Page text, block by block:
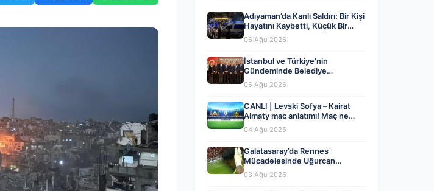
Adıyaman’da Kanlı Saldırı: Bir Kişi
Hayatını Kaybetti, Küçük Bir
Çocuk Yaralandı
06 Ağu 2026
İstanbul ve Türkiye’nin
Gündeminde Belediye
Dönüşümleri ve Siyasi Yeni
Açılımlar
05 Ağu 2026
CANLI | Levski Sofya – Kairat
Almaty maç anlatımı! Maç ne
zaman? Saat kaçta ve hangi
kanalda? – 04 Ağustos 2026
04 Ağu 2026
Galatasaray’da Rennes
Mücadelesinde Uğurcan
Çakır’dan Kritik Hata ve Maçın
Detayları
03 Ağu 2026